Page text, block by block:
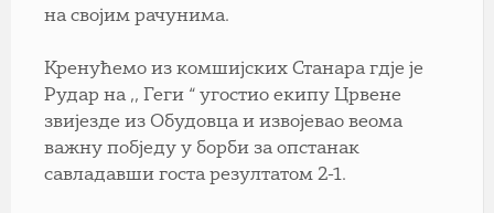
на својим рачунима.
Кренућемо из комшијских Станара гдје је
Рудар на ,, Геги “ угостио екипу Црвене
звијезде из Обудовца и извојевао веома
важну побједу у борби за опстанак
савладавши госта резултатом 2-1.